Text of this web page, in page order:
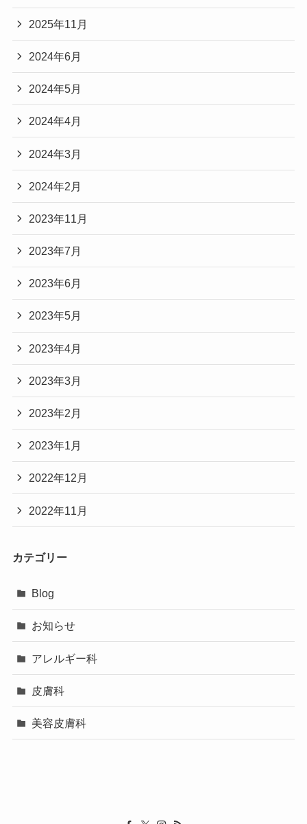
2025年11月
2024年6月
2024年5月
2024年4月
2024年3月
2024年2月
2023年11月
2023年7月
2023年6月
2023年5月
2023年4月
2023年3月
2023年2月
2023年1月
2022年12月
2022年11月
カテゴリー
Blog
お知らせ
アレルギー科
皮膚科
美容皮膚科